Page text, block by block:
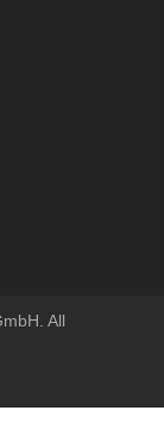
All